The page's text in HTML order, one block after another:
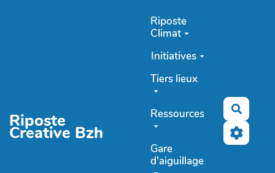
Riposte
Creative Bzh
Riposte
Climat
Initiatives
Tiers lieux
Ressources
Gare
d'aiguillage